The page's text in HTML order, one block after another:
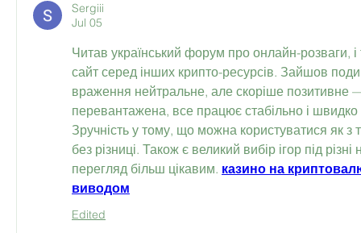
Sergiii
Jul 05
Читав український форум про онлайн-розваги,
сайт серед інших крипто-ресурсів. Зайшов
враження нейтральне, але скоріше позитивне
перевантажена, все працює стабільно і швидко
Зручність у тому, що можна користуватися як з
без різниці. Також є великий вибір ігор під
перегляд більш цікавим. казино на
виводом
Edited